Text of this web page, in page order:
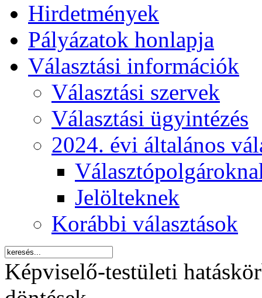
Hirdetmények
Pályázatok honlapja
Választási információk
Választási szervek
Választási ügyintézés
2024. évi általános
Jelölteknek
Korábbi választások
Képviselő-testületi